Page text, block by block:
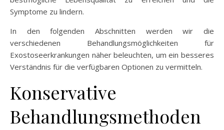
Symptome zu lindern.
In den folgenden Abschnitten werden wir die
verschiedenen Behandlungsmöglichkeiten für
Exostoseerkrankungen näher beleuchten, um ein besseres
Verständnis für die verfügbaren Optionen zu vermitteln.
Konservative
Behandlungsmethoden